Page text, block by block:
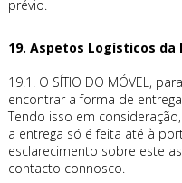
prévio.
19. Aspetos Logísticos da
19.1. O SÍTIO DO MÓVEL,
encontrar a forma de
Tendo isso em
a entrega só é feita até à
esclarecimento sobre este
contacto connosco.